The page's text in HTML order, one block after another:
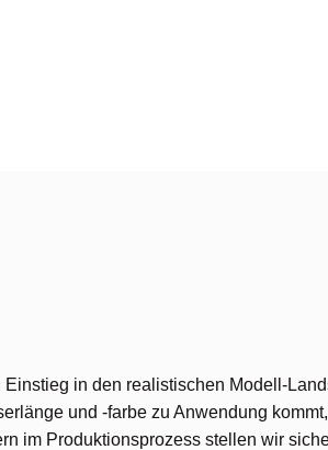
in den realistischen Modell-
und -farbe zu Anwendung
im Produktionsprozess stellen wir